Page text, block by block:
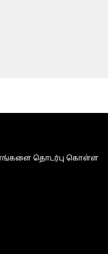
தொடர்பு கொள்ள